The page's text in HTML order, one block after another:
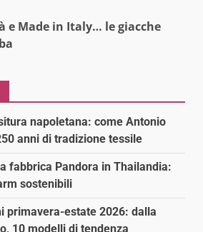
e Made in Italy… le giacche
napoletana: come Antonio
anni di tradizione tessile
fabbrica Pandora in Thailandia:
sostenibili
primavera-estate 2026: dalla
10 modelli di tendenza